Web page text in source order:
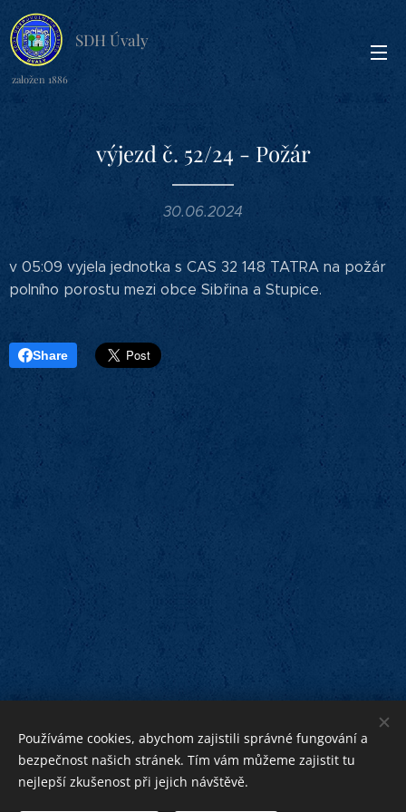
SDH Úvaly
založen 1886
výjezd č. 52/24 - Požár
30.06.2024
v 05:09 vyjela jednotka s CAS 32 148 TATRA na požár
polního porostu mezi obce Sibřina a Stupice.
Share
Bohu ku cti, bližnímuku pomoci
Používáme cookies, abychom zajistili správné fungování a
bezpečnost našich stránek. Tím vám můžeme zajistit tu
nejlepší zkušenost při jejich návštěvě.